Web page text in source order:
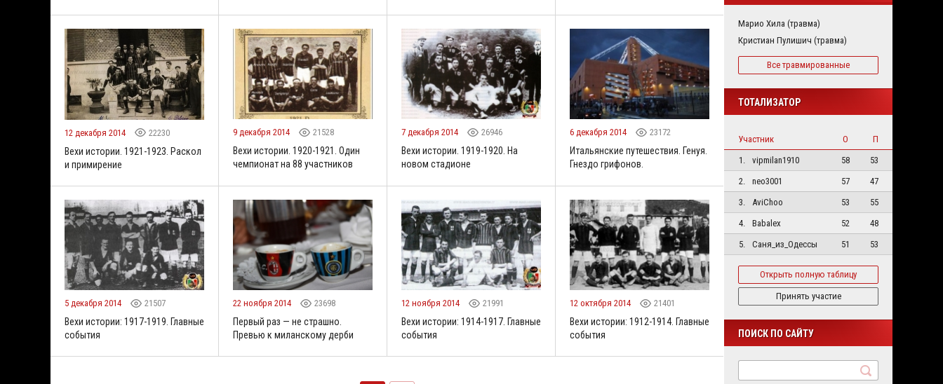
12 декабря 2014 22230
Вехи истории. 1921-1923. Раскол
и примирение
9 декабря 2014 21528
Вехи истории. 1920-1921. Один
чемпионат на 88 участников
7 декабря 2014 26946
Вехи истории. 1919-1920. На
новом стадионе
6 декабря 2014 23172
Итальянские путешествия. Генуя.
Гнездо грифонов.
5 декабря 2014 21507
Вехи истории: 1917-1919. Главные
события
22 ноября 2014 23698
Первый раз — не страшно.
Превью к миланскому дерби
12 ноября 2014 21991
Вехи истории: 1914-1917. Главные
события
12 октября 2014 21401
Вехи истории: 1912-1914. Главные
события
Марио Хила (травма)
Кристиан Пулишич (травма)
Все травмированные
ТОТАЛИЗАТОР
Участник О
П
1.
vipmilan1910 58
53
2.
neo3001 57
47
3.
AviChoo 53
55
4.
Babalex 52
48
5.
Саня_из_Одессы 51 53
Открыть полную таблицу
Принять участие
ПОИСК ПО САЙТУ